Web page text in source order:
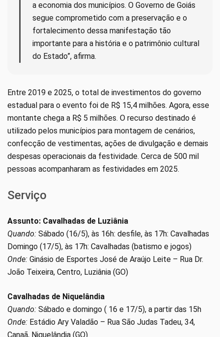
a economia dos municípios. O Governo de Goiás
segue comprometido com a preservação e o
fortalecimento dessa manifestação tão
importante para a história e o patrimônio cultural
do Estado”, afirma.
Entre 2019 e 2025, o total de investimentos do governo
estadual para o evento foi de R$ 15,4 milhões. Agora, esse
montante chega a R$ 5 milhões. O recurso destinado é
utilizado pelos municípios para montagem de cenários,
confecção de vestimentas, ações de divulgação e demais
despesas operacionais da festividade. Cerca de 500 mil
pessoas acompanharam as festividades em 2025.
Serviço
Assunto: Cavalhadas de Luziânia
Quando: Sábado (16/5), às 16h: desfile, às 17h: Cavalhadas
Domingo (17/5), às 17h: Cavalhadas (batismo e jogos)
Onde: Ginásio de Esportes José de Araújo Leite – Rua Dr.
João Teixeira, Centro, Luziânia (GO)
Cavalhadas de Niquelândia
Quando: Sábado e domingo ( 16 e 17/5), a partir das 15h
Onde: Estádio Ary Valadão – Rua São Judas Tadeu, 34,
Canaã, Niquelândia (GO)